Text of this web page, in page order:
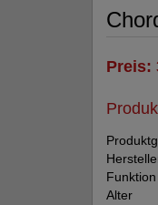
Preis:
Funktion
Alter